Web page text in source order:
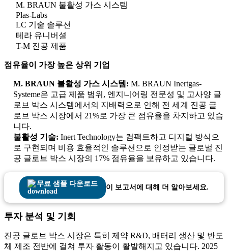
M. BRAUN 불활성 가스 시스템
Plas-Labs
LC 기술 솔루션
테라 유니버셜
T-M 진공 제품
점유율이 가장 높은 상위 기업
M. BRAUN 불활성 가스 시스템: M. BRAUN Inertgas-
Systeme은 고급 제품 범위, 엔지니어링 전문성 및 고사양 글
로브 박스 시스템에서의 지배력으로 인해 전 세계 진공 글
로브 박스 시장에서 21%로 가장 큰 점유율을 차지하고 있습
니다.
불활성 기술: Inert Technology는 컴팩트하고 디지털 방식으
로 구현되며 비용 효율적인 솔루션으로 인정받는 글로벌 진
공 글로브 박스 시장의 17% 점유율을 보유하고 있습니다.
무료 샘플 다운로드 이 보고서에 대해 더 알아보세요.
투자 분석 및 기회
진공 글로브 박스 시장은 특히 제약 R&D, 배터리 생산 및 반도
체 제조 전반에 걸쳐 투자 활동이 활발해지고 있습니다. 2025